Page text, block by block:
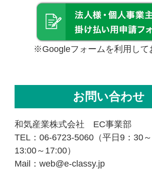
※Googleフォームを利用して
お問い合わせ
和気産業株式会社 EC事業部
TEL：06-6723-5060（平日9：30～
13:00～17:00）
Mail：web@e-classy.jp